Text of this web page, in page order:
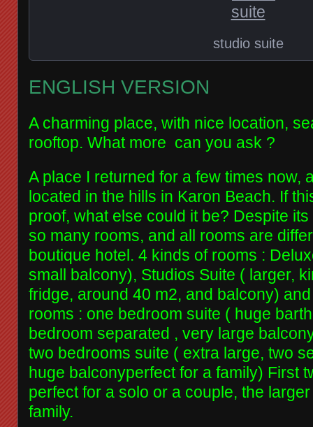
studio suite
ENGLISH VERSION
A charming place, with nice location,
rooftop. What more can you ask ?
A place I returned for a few times now,
located in the hills in Karon Beach. If
proof, what else could it be? Despite
so many rooms, and all rooms are
boutique hotel. 4 kinds of rooms :
small balcony), Studios Suite ( larger,
fridge, around 40 m2, and balcony)
rooms : one bedroom suite ( huge
bedroom separated , very large
two bedrooms suite ( extra large, two
huge balconyperfect for a family) First
perfect for a solo or a couple, the
family.